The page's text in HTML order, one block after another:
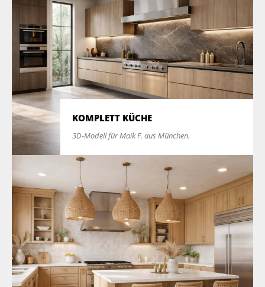
KOMPLETT KÜCHE
3D-Modell für Maik F. aus München.